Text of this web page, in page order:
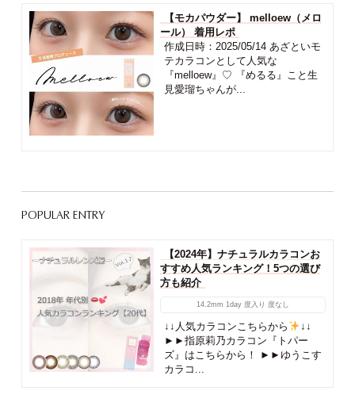
【モカパウダー】 melloew（メロ
ール） 着用レポ
作成日時：2025/05/14 あざといモ
テカラコンとして人気な
『melloew』♡ 『めるる』こと生
見愛瑠ちゃんが...
POPULAR ENTRY
【2024年】ナチュラルカラコンお
すすめ人気ランキング！5つの選び
方も紹介
14.2mm 1day 度入り 度なし
↓↓人気カラコンこちらから
↓↓
►►指原莉乃カラコン『トパー
ズ』はこちらから！ ►►ゆうこす
カラコ...